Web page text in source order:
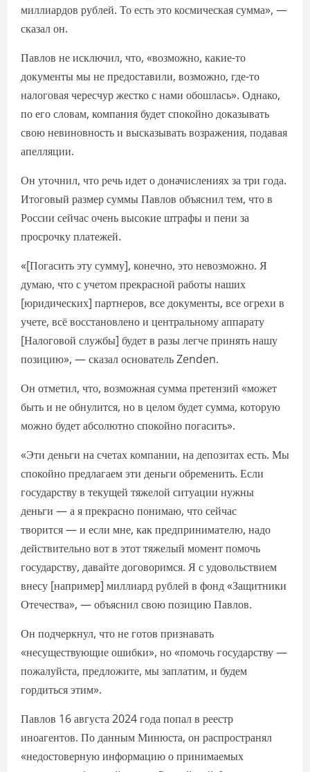
миллиардов рублей. То есть это космическая сумма», —
сказал он.
Павлов не исключил, что, «возможно, какие-то
документы мы не предоставили, возможно, где-то
налоговая чересчур жестко с нами обошлась». Однако,
по его словам, компания будет спокойно доказывать
свою невиновность и высказывать возражения, подавая
апелляции.
Он уточнил, что речь идет о доначислениях за три года.
Итоговый размер суммы Павлов объяснил тем, что в
России сейчас очень высокие штрафы и пени за
просрочку платежей.
«[Погасить эту сумму], конечно, это невозможно. Я
думаю, что с учетом прекрасной работы наших
[юридических] партнеров, все документы, все огрехи в
учете, всё восстановлено и центральному аппарату
[Налоговой службы] будет в разы легче принять нашу
позицию», — сказал основатель Zenden.
Он отметил, что, возможная сумма претензий «может
быть и не обнулится, но в целом будет сумма, которую
можно будет абсолютно спокойно погасить».
«Эти деньги на счетах компании, на депозитах есть. Мы
спокойно предлагаем эти деньги обременить. Если
государству в текущей тяжелой ситуации нужны
деньги — а я прекрасно понимаю, что сейчас
творится — и если мне, как предпринимателю, надо
действительно вот в этот тяжелый момент помочь
государству, давайте договоримся. Я с удовольствием
внесу [например] миллиард рублей в фонд «Защитники
Отечества», — объяснил свою позицию Павлов.
Он подчеркнул, что не готов признавать
«несуществующие ошибки», но «помочь государству —
пожалуйста, предложите, мы заплатим, и будем
гордиться этим».
Павлов 16 августа 2024 года попал в реестр
иноагентов. По данным Минюста, он распространял
«недостоверную информацию о принимаемых